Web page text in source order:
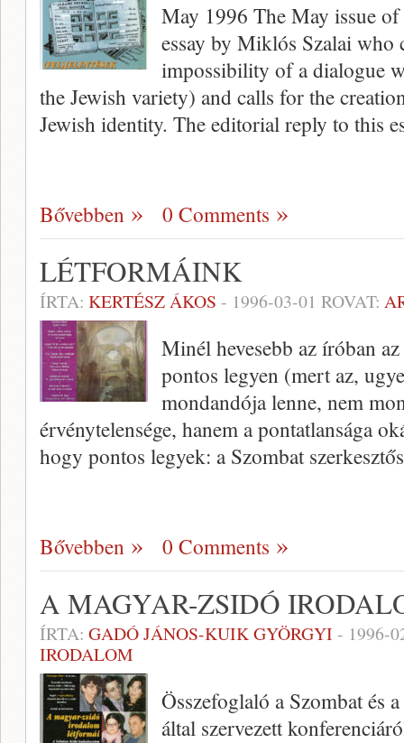
May 1996 The May issue
essay by Miklós Szalai who
impossibility of a dialogue
the Jewish variety) and calls for the
Jewish identity. The editorial reply to this
Bővebben 0 Comments
LÉTFORMÁINK
ÍRTA: KERTÉSZ ÁKOS - 1996-03-01 ROVAT:
Minél hevesebb az íróban
pontos legyen (mert az,
mondandója lenne, nem
érvénytelensé­ge, hanem a pontatlansága
hogy pontos legyek: a Szombat
Bővebben 0 Comments
A MAGYAR-ZSIDÓ
ÍRTA: GADÓ JÁNOS-KUIK GYÖRGYI - 1996-
IRODALOM
Összefoglaló a Szombat és
által szervezett